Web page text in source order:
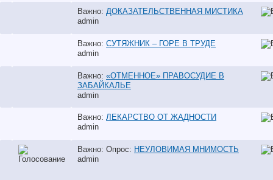
Важно: ДОКАЗАТЕЛЬСТВЕННАЯ МИСТИКА
аdmin
Важно: СУТЯЖНИК – ГОРЕ В ТРУДЕ
аdmin
Важно: «ОТМЕННОЕ» ПРАВОСУДИЕ В
ЗАБАЙКАЛЬЕ
аdmin
Важно: ЛЕКАРСТВО ОТ ЖАДНОСТИ
аdmin
Важно: Опрос: НЕУЛОВИМАЯ МНИМОСТЬ
аdmin